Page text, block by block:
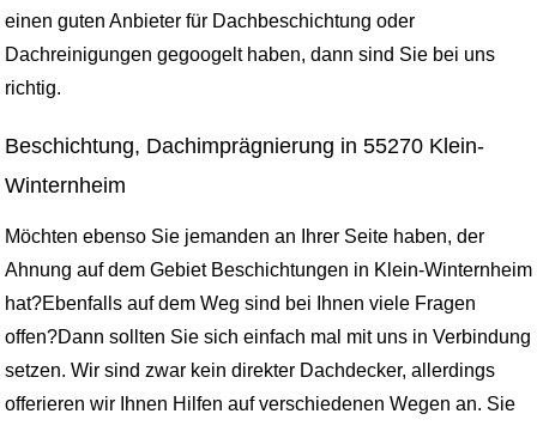
einen guten Anbieter für Dachbeschichtung oder
Dachreinigungen gegoogelt haben, dann sind Sie bei uns
richtig.
Beschichtung, Dachimprägnierung in 55270 Klein-
Winternheim
Möchten ebenso Sie jemanden an Ihrer Seite haben, der
Ahnung auf dem Gebiet Beschichtungen in Klein-Winternheim
hat?Ebenfalls auf dem Weg sind bei Ihnen viele Fragen
offen?Dann sollten Sie sich einfach mal mit uns in Verbindung
setzen. Wir sind zwar kein direkter Dachdecker, allerdings
offerieren wir Ihnen Hilfen auf verschiedenen Wegen an. Sie